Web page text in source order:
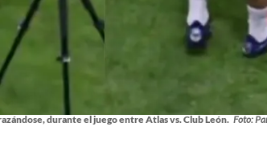
durante el juego entre Atlas vs. Club León. Foto: